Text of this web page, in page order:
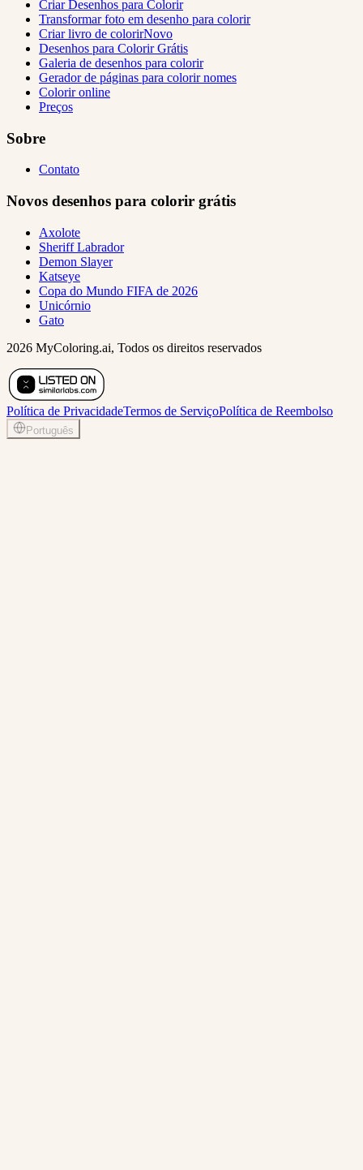
Criar Desenhos para Colorir
Transformar foto em desenho para colorir
Criar livro de colorirNovo
Desenhos para Colorir Grátis
Galeria de desenhos para colorir
Gerador de páginas para colorir nomes
Colorir online
Preços
Sobre
Contato
Novos desenhos para colorir grátis
Axolote
Sheriff Labrador
Demon Slayer
Katseye
Copa do Mundo FIFA de 2026
Unicórnio
Gato
2026 MyColoring.ai, Todos os direitos reservados
Política de PrivacidadeTermos de ServiçoPolítica de Reembolso
Português